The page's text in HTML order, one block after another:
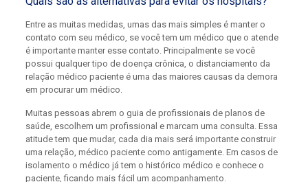
Entre as muitas medidas, umas das mais simples é manter o
contato com seu médico, se você tem um médico que o atende
é importante manter esse contato. Principalmente se você
possui qualquer tipo de doença crônica, o distanciamento da
relação médico paciente é uma das maiores causas da demora
em procurar um médico.
Muitas pessoas abrem o guia de profissionais de planos de
saúde, escolhem um profissional e marcam uma consulta. Essa
atitude tem que mudar, cada dia mais será importante construir
uma relação, médico paciente como antigamente. Em casos de
isolamento o médico já tem o histórico médico e conhece o
paciente, ficando mais fácil um acompanhamento.